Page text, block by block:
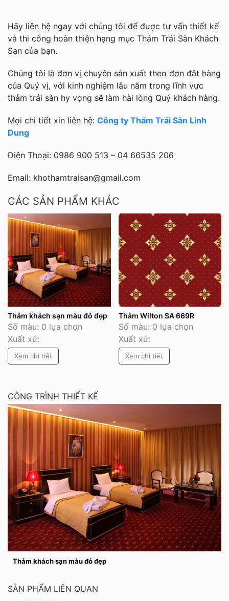
Hãy liên hệ ngay với chúng tôi để được tư vấn thiết kế
và thi công hoàn thiện hạng mục Thảm Trải Sàn Khách
Sạn của bạn.
Chúng tôi là đơn vị chuyên sản xuất theo đơn đặt hàng
của Quý vị, với kinh nghiệm lâu năm trong lĩnh vực
thảm trải sàn hy vọng sẽ làm hài lòng Quý khách hàng.
Mọi chi tiết xin liên hệ: Công ty Thảm Trải Sàn Linh
Dung
Điện Thoại: 0986 900 513 – 04 66535 206
Email: khothamtraisan@gmail.com
CÁC SẢN PHẨM KHÁC
Thảm khách sạn màu đỏ đẹp
Số màu: 0 lựa chọn
Xuất xứ:
Xem chi tiết
Thảm Wilton SA 669R
Số màu: 0 lựa chọn
Xuất xứ:
Xem chi tiết
CÔNG TRÌNH THIẾT KẾ
Thảm khách sạn màu đỏ đẹp
SẢN PHẨM LIÊN QUAN